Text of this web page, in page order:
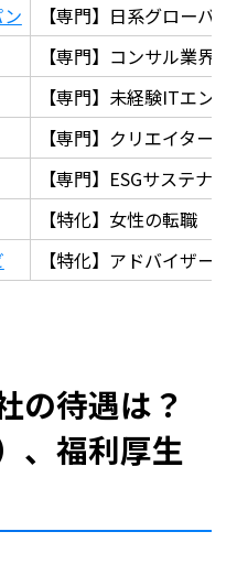
【専門】日系グローバ
【専門】コンサル業界
【専門】未経験ITエン
【専門】クリエイター
【専門】ESGサステナ
【特化】女性の転職
【特化】アドバイザー
の待遇は？
、福利厚生